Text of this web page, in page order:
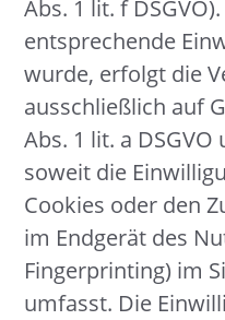
Abs. 1 lit. f
entsprechende
wurde, erfolgt die
ausschließlich auf
Abs. 1 lit. a DSGVO
soweit die
Cookies oder den
im Endgerät des
Fingerprinting) im
umfasst. Die